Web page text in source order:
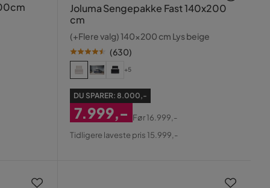
Joluma Sengepakke Fast 140x200
cm
(+Flere valg) 140x200 cm Lys beige
(630)
+5
DU SPARER: 8.000,-
Nedsat
7.999,-
Original
Før16.999,-
Tidligere laveste pris 15.999,-